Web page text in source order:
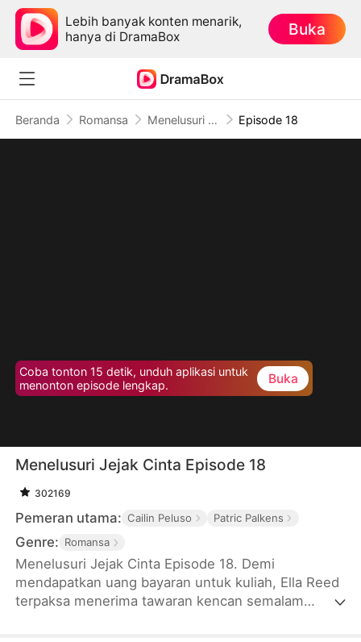
Lebih banyak konten menarik,
hanya di DramaBox
Buka
Beranda Romansa Menelusuri Jejak Cinta Episode 18
Coba tonton 15 detik, unduh aplikasi untuk
menonton episode lengkap.
Buka
Menelusuri Jejak Cinta Episode 18
302169
Pemeran utama: Cailin Peluso Patric Palkens
Genre: Romansa
Menelusuri Jejak Cinta Episode 18. Demi
mendapatkan uang bayaran untuk kuliah, Ella Reed
terpaksa menerima tawaran kencan semalam